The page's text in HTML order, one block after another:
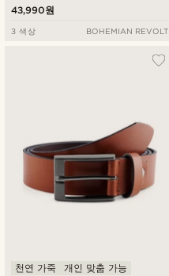
43,990원
3 색상 BOHEMIAN REVOLT
천연 가죽 개인 맞춤 가능